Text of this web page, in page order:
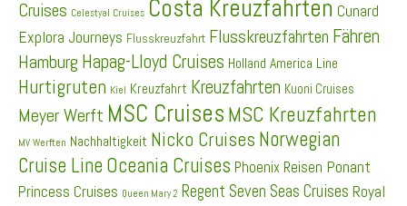
Cruises Celestyal Cruises Costa Kreuzfahrten Cunard
Explora Journeys Flusskreuzfahrt Flusskreuzfahrten Fähren
Hamburg Hapag-Lloyd Cruises Holland America Line
Hurtigruten Kiel Kreuzfahrt Kreuzfahrten Kuoni Cruises
Meyer Werft MSC Cruises MSC Kreuzfahrten
MV Werften Nachhaltigkeit Nicko Cruises Norwegian
Cruise Line Oceania Cruises Phoenix Reisen Ponant
Princess Cruises Queen Mary 2 Regent Seven Seas Cruises Royal